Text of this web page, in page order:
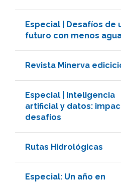
Especial | Desafíos de
futuro con menos
Revista Minerva
Especial | Inteligencia
artificial y datos:
desafíos
Rutas Hidrológicas
Especial: Un año en